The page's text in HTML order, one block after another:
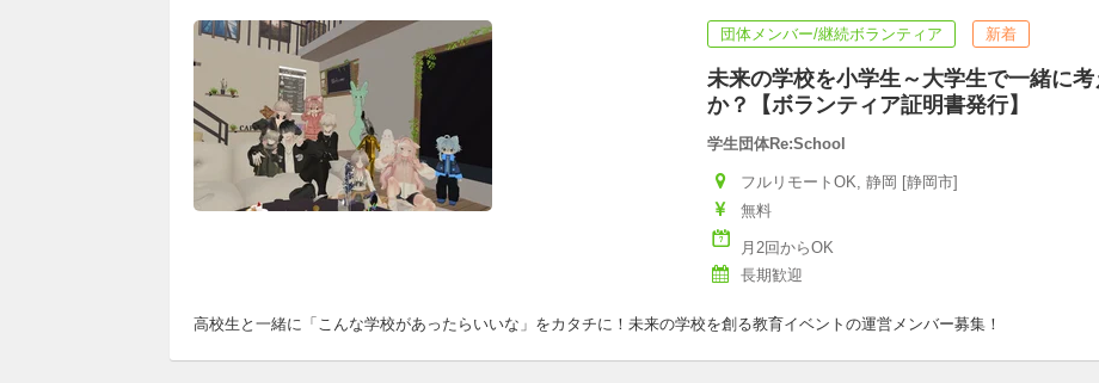
団体メンバー/継続ボランティア 新着
未来の学校を小学生～大学生で一緒に
か？【ボランティア証明書発行】
学生団体Re:School
フルリモートOK, 静岡 [静岡市]
無料
月2回からOK
長期歓迎
高校生と一緒に「こんな学校があったらいいな」をカタチに！未来の学校を創る教育イベントの運営メンバー募集！